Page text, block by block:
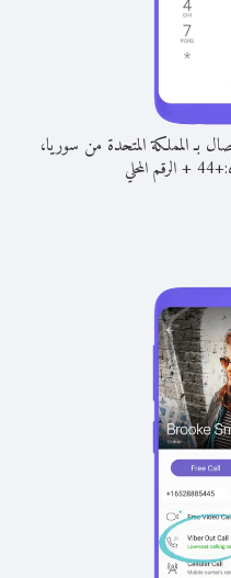
بـ المملكة المتحدة من سوريا،
+
44
+الرقم المحلي